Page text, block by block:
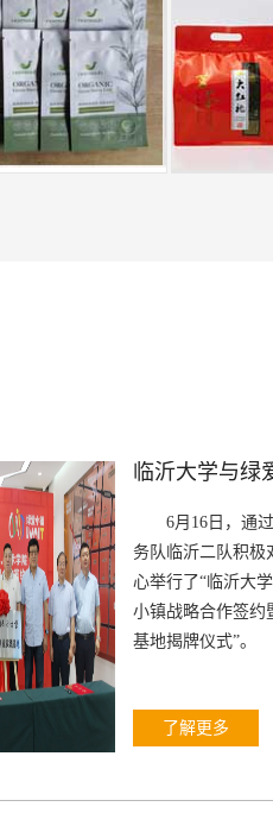
6月16日，通
务队临沂二队积极
心举行了“临沂大
小镇战略合作签约
基地揭牌仪式”。
了解更多